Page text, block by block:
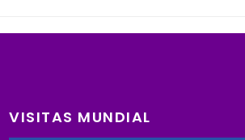
VISITAS MUNDIAL